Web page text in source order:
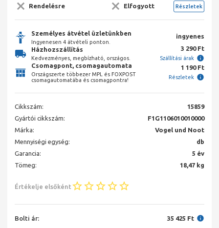
Rendelésre Elfogyott Részletek
Személyes átvétel üzletünkben
Ingyenesen 4 átvételi ponton.
ingyenes
Házhozszállítás
Kedvezményes, megbízható, országos.
3 290 Ft
Szállítási árak
Csomagpont, csomagautomata
Országszerte többezer MPL és FOXPOST
csomagautomatába és csomagpontra!
1 190 Ft
Részletek
Cikkszám:
15859
Gyártói cikkszám:
F1G1106010010000
Márka:
Vogel und Noot
Mennyiségi egység:
db
Garancia:
5 év
Tömeg:
18,47 kg
Értékelje elsőként
Bolti ár: 35 425 Ft